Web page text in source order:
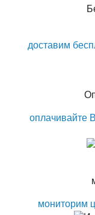
доставим
оплачивайте
мониторим